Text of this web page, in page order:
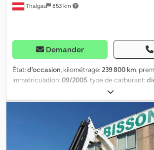
Thalgau 853 km
Demander
État:d'occasion, kilométrage: 239 800 km,
immatriculation:09/2005 , type de carburant:
, prochaine inspection (TÜV):
d'engrenage:mécanique, classe d'émission:
,
est parfait Cedpfx Adjyd T Hqjkerf